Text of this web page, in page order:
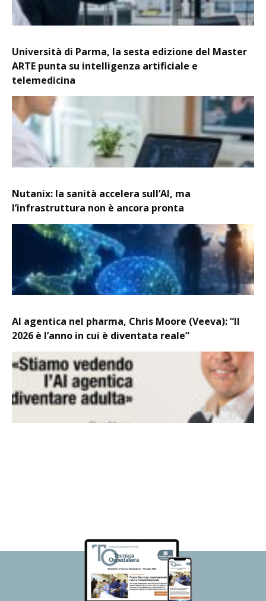
Università di Parma, la sesta edizione del Master
ARTE punta su intelligenza artificiale e
telemedicina
Nutanix: la sanità accelera sull’AI, ma
l’infrastruttura non è ancora pronta
AI agentica nel pharma, Chris Moore (Veeva): “Il
2026 è l’anno in cui è diventata reale”